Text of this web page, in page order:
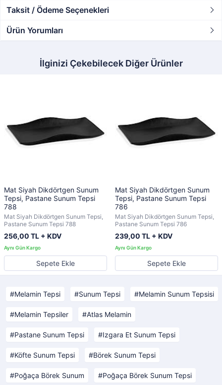
Taksit / Ödeme Seçenekleri
Ürün Yorumları
İlginizi Çekebilecek Diğer Ürünler
Mat Siyah Dikdörtgen Sunum
Tepsi, Pastane Sunum Tepsi
788
Mat Siyah Dikdörtgen Sunum Tepsi,
Pastane Sunum Tepsi 788
256,00 TL + KDV
Sepete Ekle
Mat Siyah Dikdörtgen Sunum
Tepsi, Pastane Sunum Tepsi
786
Mat Siyah Dikdörtgen Sunum Tepsi,
Pastane Sunum Tepsi 786
239,00 TL + KDV
Sepete Ekle
Melamin Tepsi Sunum Tepsi Melamin Sunum Tepsisi
Melamin Tepsiler Atlas Melamin
Pastane Sunum Tepsi Izgara Et Sunum Tepsi
Köfte Sunum Tepsi Börek Sunum Tepsi
Poğaça Börek Sunum Poğaça Börek Sunum Tepsi